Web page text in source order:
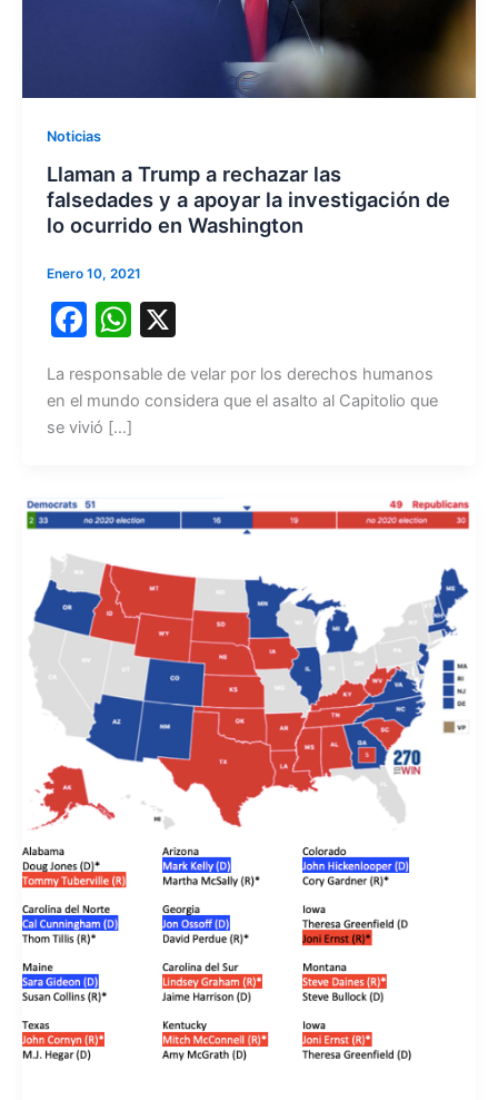
Noticias
Llaman a Trump a rechazar las
falsedades y a apoyar la investigación de
lo ocurrido en Washington
Enero 10, 2021
F
c
e
o
o
k
W
at
s
p
X
La responsable de velar por los derechos humanos
en el mundo considera que el asalto al Capitolio que
se vivió […]